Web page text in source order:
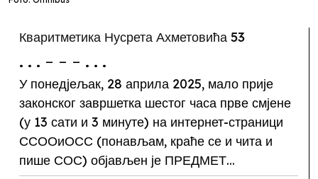
Кваритметика Нусрета Ахметовића 53
. . . - - - . . .
У понедјељак, 28 априла 2025, мало прије
законског завршетка шестог часа прве смјене
(у 13 сати и 3 минуте) на интернет-страници
ССООиОСС (понављам, краће се и чита и
пише СОС) објављен је ПРЕДМЕТ...